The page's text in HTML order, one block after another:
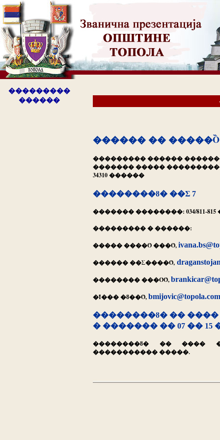
���������
������
������ ��
��������� ������
������� �����
34310 ������
��������ȣ� ��Σ 7
������� ��������: 034/811-815 �
��������� � ������:
����� ����Ȏ ���Ȏ,
������ ��Σ����Ȏ,
�������� ���ΌȎ,
�Ȋ��� �ȣ��Ȏ,bmijovic@topola.com
��������ȣ� ��
� ������� �� 07 ��
��������ȣ� �� ����
����������� �����.